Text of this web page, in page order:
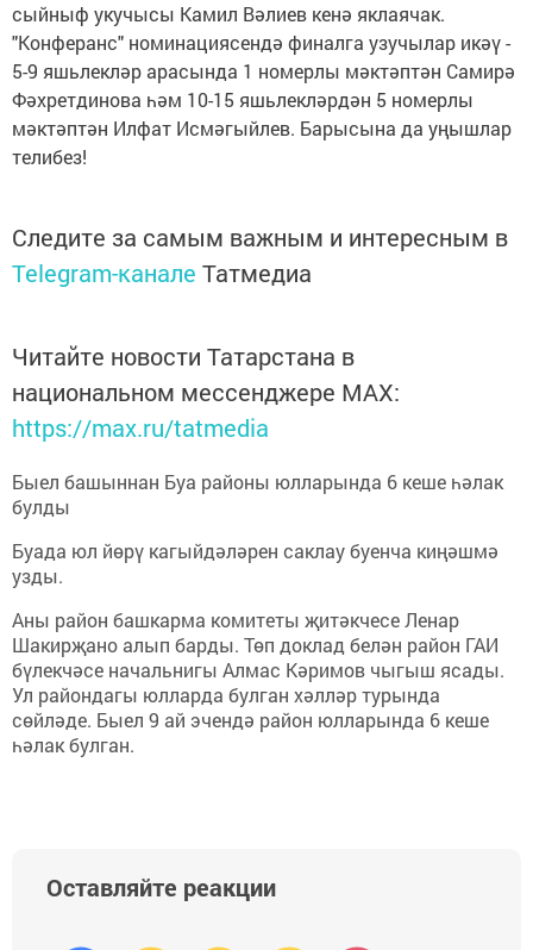
сыйныф укучысы Камил Вәлиев кенә яклаячак.
"Конферанс" номинациясендә финалга узучылар икәү -
5-9 яшьлекләр арасында 1 номерлы мәктәптән Самирә
Фәхретдинова һәм 10-15 яшьлекләрдән 5 номерлы
мәктәптән Илфат Исмәгыйлев. Барысына да уңышлар
телибез!
Следите за самым важным и интересным в
Telegram-канале Татмедиа
Читайте новости Татарстана в
национальном мессенджере MАХ:
https://max.ru/tatmedia
Быел башыннан Буа районы юлларында 6 кеше һәлак
булды
Буада юл йөрү кагыйдәләрен саклау буенча киңәшмә
узды.
Аны район башкарма комитеты җитәкчесе Ленар
Шакирҗано алып барды. Төп доклад белән район ГАИ
бүлекчәсе начальнигы Алмас Кәримов чыгыш ясады.
Ул райондагы юлларда булган хәлләр турында
сөйләде. Быел 9 ай эчендә район юлларында 6 кеше
һәлак булган.
Оставляйте реакции